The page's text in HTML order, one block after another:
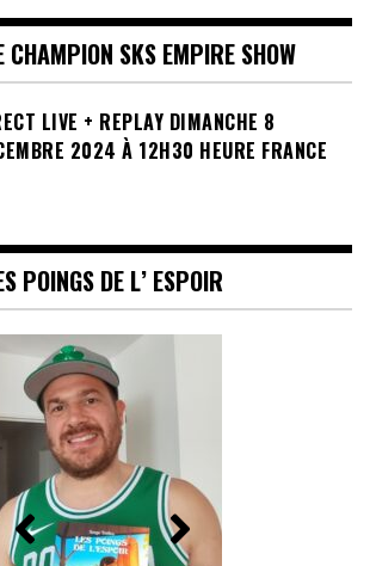
CHAMPION SKS EMPIRE SHOW
LIVE + REPLAY DIMANCHE 8
2024 À 12H30 HEURE FRANCE
POINGS DE L’ ESPOIR